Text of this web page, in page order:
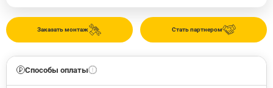
Стать партнером
Заказать монтаж
Способы оплаты